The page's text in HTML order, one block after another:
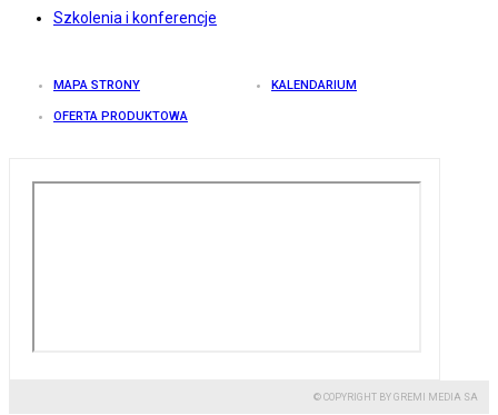
Szkolenia i konferencje
MAPA STRONY KALENDARIUM
OFERTA PRODUKTOWA
© COPYRIGHT BY GREMI MEDIA SA